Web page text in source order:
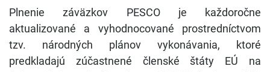
Plnenie záväzkov PESCO je každoročne
aktualizované a vyhodnocované prostredníctvom
tzv. národných plánov vykonávania, ktoré
predkladajú zúčastnené členské štáty EÚ na